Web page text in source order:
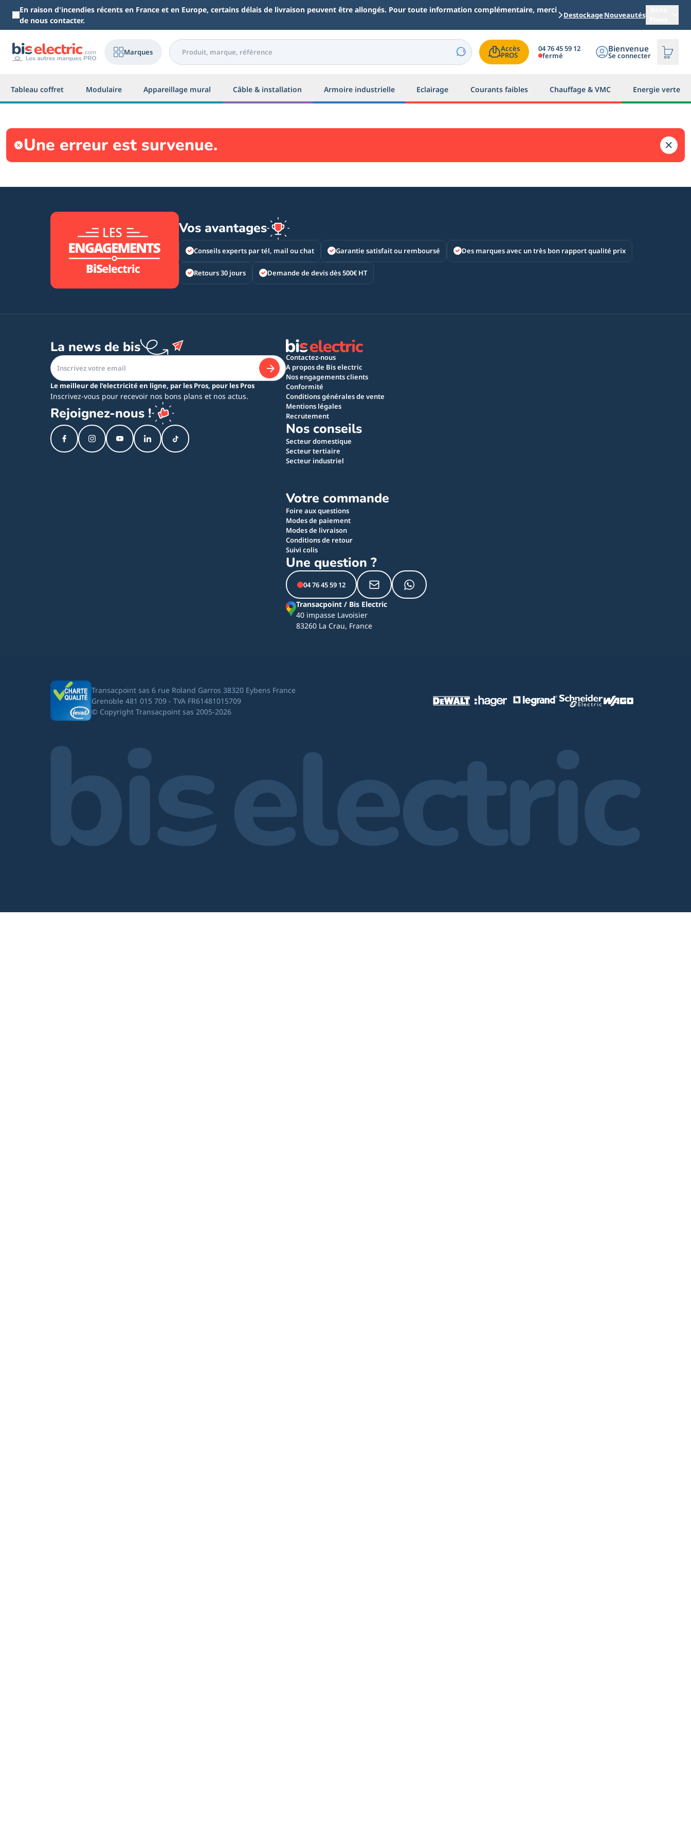
Aller au contenu principal
En raison d'incendies récents en France et en Europe, certains délais de livraison peuvent être allongés. Pour toute information complémentaire, merci
de nous contacter.
DestockageNouveautés
Marques Accès
PROS
04 76 45 59 12
fermé
Bienvenue
Se connecter
Tableau coffret Modulaire Appareillage mural Câble & installation Armoire industrielle Eclairage Courants faibles Chauffage & VMC Energie verte
Une erreur est survenue.
Vos avantages
Conseils experts par tél, mail ou chat Garantie satisfait ou remboursé Des marques avec un très bon rapport qualité prix
Retours 30 jours Demande de devis dès 500€ HT
La news de bis
Le meilleur de l’electricité en ligne, par les Pros, pour les Pros
Inscrivez-vous pour recevoir nos bons plans et nos actus.
Rejoignez-nous !
Contactez-nous
A propos de Bis electric
Nos engagements clients
Conformité
Conditions générales de vente
Mentions légales
Recrutement
Nos conseils
Secteur domestique
Secteur tertiaire
Secteur industriel
Votre commande
Foire aux questions
Modes de paiement
Modes de livraison
Conditions de retour
Suivi colis
Une question ?
04 76 45 59 12
Transacpoint / Bis Electric
40 impasse Lavoisier
83260 La Crau, France
Transacpoint sas 6 rue Roland Garros 38320 Eybens France
Grenoble 481 015 709 - TVA FR61481015709
© Copyright Transacpoint sas 2005-2026